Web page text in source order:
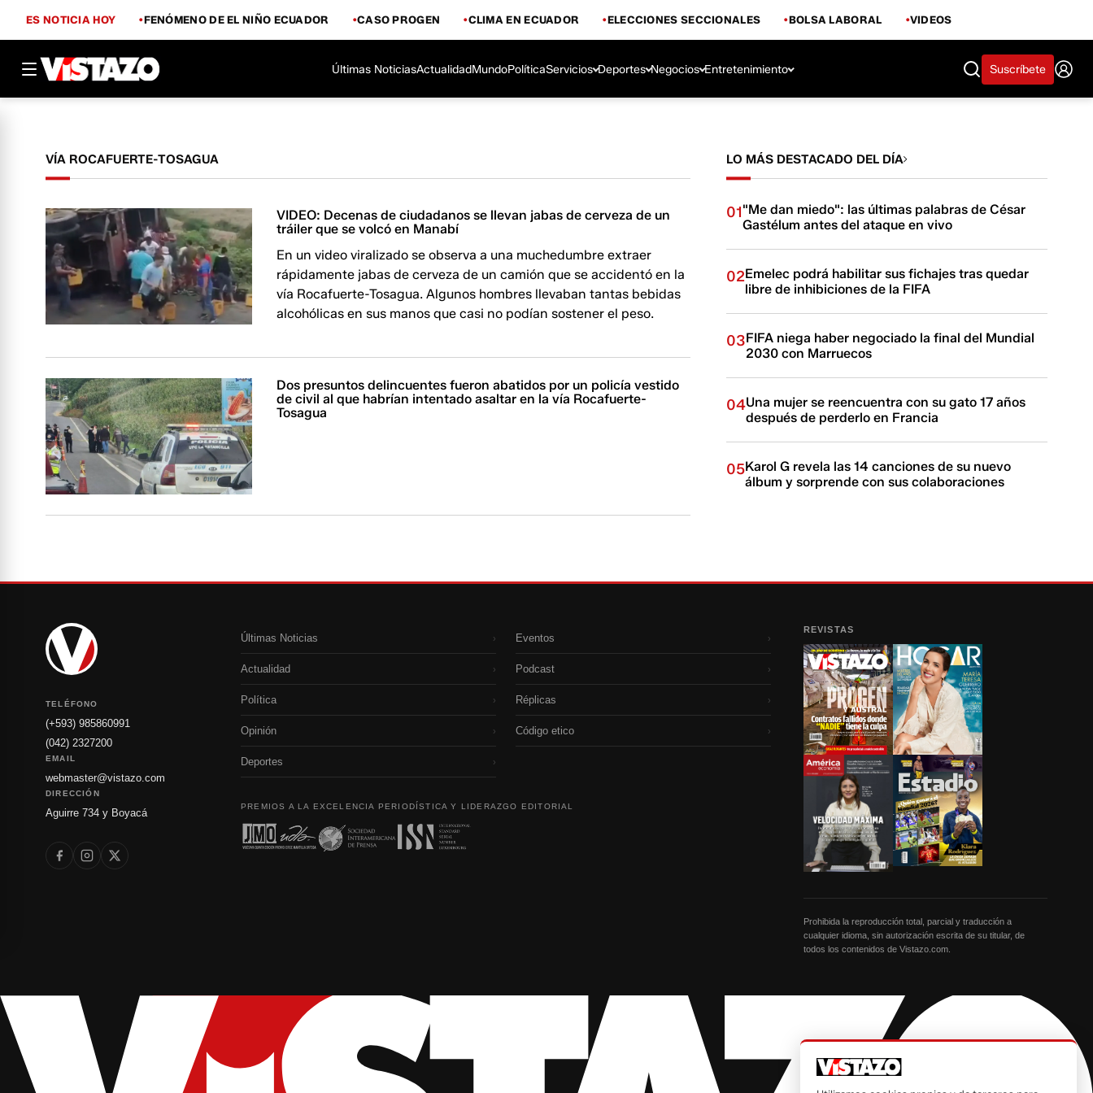
ES NOTICIA HOY FENÓMENO DE EL NIÑO ECUADOR CASO PROGEN CLIMA EN ECUADOR ELECCIONES SECCIONALES BOLSA LABORAL VIDEOS
Últimas NoticiasActualidadMundoPolíticaServicios Deportes Negocios Entretenimiento Suscríbete
VÍA ROCAFUERTE-TOSAGUA
VIDEO: Decenas de ciudadanos se llevan jabas de cerveza de un
tráiler que se volcó en Manabí
En un video viralizado se observa a una muchedumbre extraer
rápidamente jabas de cerveza de un camión que se accidentó en la
vía Rocafuerte-Tosagua. Algunos hombres llevaban tantas bebidas
alcohólicas en sus manos que casi no podían sostener el peso.
Dos presuntos delincuentes fueron abatidos por un policía vestido
de civil al que habrían intentado asaltar en la vía Rocafuerte-
Tosagua
LO MÁS DESTACADO DEL DÍA
01"Me dan miedo": las últimas palabras de César
Gastélum antes del ataque en vivo
02Emelec podrá habilitar sus fichajes tras quedar
libre de inhibiciones de la FIFA
03FIFA niega haber negociado la final del Mundial
2030 con Marruecos
04Una mujer se reencuentra con su gato 17 años
después de perderlo en Francia
05Karol G revela las 14 canciones de su nuevo
álbum y sorprende con sus colaboraciones
TELÉFONO
(+593) 985860991
(042) 2327200
EMAIL
webmaster@vistazo.com
DIRECCIÓN
Aguirre 734 y Boyacá
Últimas Noticias ›
Actualidad ›
Política ›
Opinión ›
Deportes ›
Eventos ›
Podcast ›
Réplicas ›
Código etico ›
PREMIOS A LA EXCELENCIA PERIODÍSTICA Y LIDERAZGO EDITORIAL
REVISTAS
Prohibida la reproducción total, parcial y traducción a
cualquier idioma, sin autorización escrita de su titular, de
todos los contenidos de Vistazo.com.